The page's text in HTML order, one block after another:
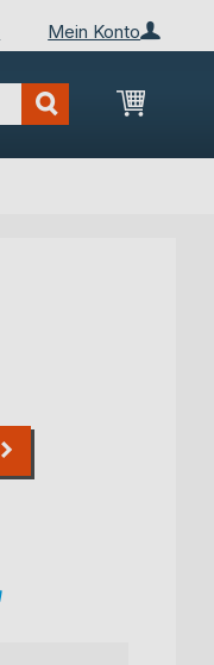
Mein Konto
Mein